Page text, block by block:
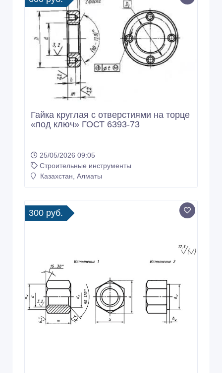
Гайка круглая с отверстиями на торце
«под ключ» ГОСТ 6393-73
25/05/2026 09:05
Строительные инструменты
Казахстан, Алматы
300 руб.